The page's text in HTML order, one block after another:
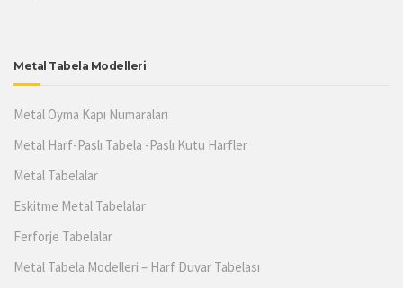
Metal Tabela Modelleri
Metal Oyma Kapı Numaraları
Metal Harf-Paslı Tabela -Paslı Kutu Harfler
Metal Tabelalar
Eskitme Metal Tabelalar
Ferforje Tabelalar
Metal Tabela Modelleri – Harf Duvar Tabelası